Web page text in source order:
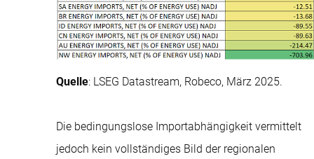
Quelle: LSEG Datastream, Robeco, März 2025.
Die bedingungslose Importabhängigkeit vermittelt
jedoch kein vollständiges Bild der regionalen